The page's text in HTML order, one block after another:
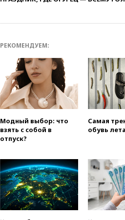
РЕКОМЕНДУЕМ:
Модный выбор: что
взять с собой в
отпуск?
Самая
обувь